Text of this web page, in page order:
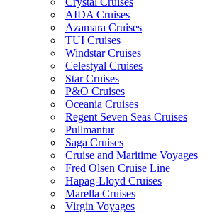
AIDA Cruises
Azamara Cruises
TUI Cruises
Windstar Cruises
Celestyal Cruises
Star Cruises
P&O Cruises
Oceania Cruises
Regent Seven Seas Cruises
Pullmantur
Saga Cruises
Cruise and Maritime Voyages
Fred Olsen Cruise Line
Hapag-Lloyd Cruises
Marella Cruises
Virgin Voyages